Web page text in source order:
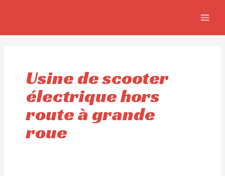
Usine de scooter
électrique hors
route à grande
roue